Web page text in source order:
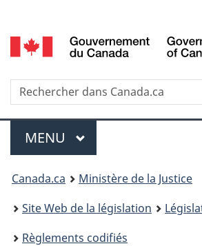
au
propos
de
la
HTML
selection
Recherche
Menu
MENU PRINCIPAL
You
are
here:
Canada.ca
Ministère de la Justice
Site Web de la législation
Règlements codifiés